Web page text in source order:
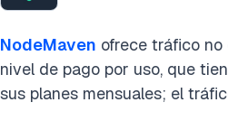
NodeMaven ofrece tráfico no
nivel de pago por uso, que
sus planes mensuales; el